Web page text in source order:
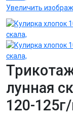
Увеличить
лунная
120-